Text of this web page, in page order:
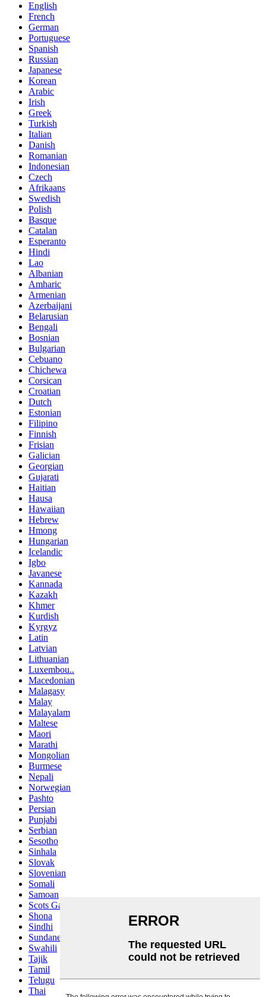
English
French
German
Portuguese
Spanish
Russian
Japanese
Korean
Arabic
Irish
Greek
Turkish
Italian
Danish
Romanian
Indonesian
Czech
Afrikaans
Swedish
Polish
Basque
Catalan
Esperanto
Hindi
Lao
Albanian
Amharic
Armenian
Azerbaijani
Belarusian
Bengali
Bosnian
Bulgarian
Cebuano
Chichewa
Corsican
Croatian
Dutch
Estonian
Filipino
Finnish
Frisian
Galician
Georgian
Gujarati
Haitian
Hausa
Hawaiian
Hebrew
Hmong
Hungarian
Icelandic
Igbo
Javanese
Kannada
Kazakh
Khmer
Kurdish
Kyrgyz
Latin
Latvian
Lithuanian
Luxembou..
Macedonian
Malagasy
Malay
Malayalam
Maltese
Maori
Marathi
Mongolian
Burmese
Nepali
Norwegian
Pashto
Persian
Punjabi
Serbian
Sesotho
Sinhala
Slovak
Slovenian
Somali
Samoan
Scots Gaelic
Shona
Sindhi
Sundanese
Swahili
Tajik
Tamil
Telugu
Thai